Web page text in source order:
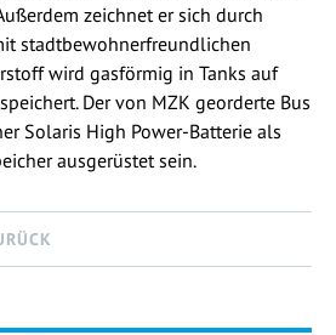
zeichnet er sich durch
stadtbewohnerfreundlichen
wird gasförmig in Tanks auf
Der von MZK georderte Bus
Solaris High Power-Batterie als
ausgerüstet sein.